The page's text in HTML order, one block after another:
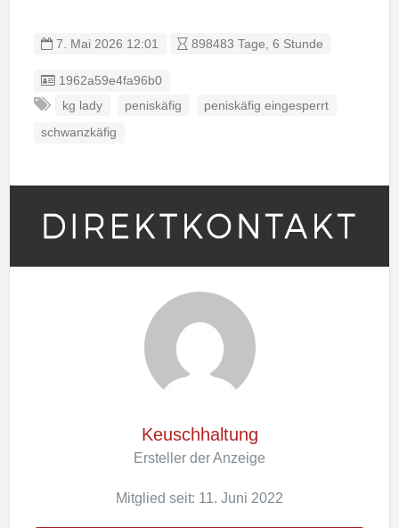
7. Mai 2026 12:01 898483 Tage, 6 Stunde
Listing ID
1962a59e4fa96b0
kg lady
peniskäfig peniskäfig eingesperrt
schwanzkäfig
Keuschhaltung
Ersteller der Anzeige
Mitglied seit: 11. Juni 2022